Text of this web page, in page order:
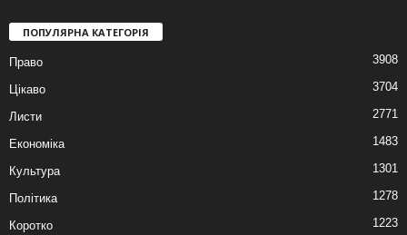
ПОПУЛЯРНА КАТЕГОРІЯ
Право 3908
Цікаво 3704
Листи 2771
Економіка 1483
Культура 1301
Політика 1278
Коротко 1223